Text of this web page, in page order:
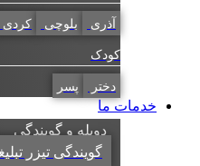
بلوچی کردی لری
کودک
پسر
خدمات ما
دوبله و گویندگی
گویندگی تیزر تبلیغاتی